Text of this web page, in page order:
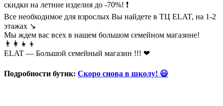
скидки на летние изделия до -70%! ❗
Все необходимое для взрослых Вы найдете в ТЦ ELAT, на 1-2
этажах ↘
Мы ждем вас всех в нашем большом семейном магазине!
👨‍👩‍👧‍👦
ELAT — Большой семейный магазин !!! ❤
Подробности бутик: Скоро снова в школу! 😃